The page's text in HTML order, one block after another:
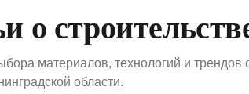
о
материалов, технологий и трендов
области.